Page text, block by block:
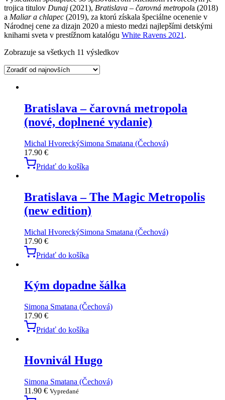
trojica titulov Dunaj (2021), Bratislava – čarovná metropola (2018)
a Maliar a chlapec (2019), za ktorú získala špeciálne ocenenie v
Národnej cene za dizajn 2020 a miesto medzi najlepšími detskými
knihami sveta v prestížnom katalógu White Ravens 2021 .
Zobrazuje sa všetkych 11 výsledkov
Bratislava – čarovná metropola
(nové, doplnené vydanie)
Michal HvoreckýSimona Smatana (Čechová)
17.90 €
Pridať do košíka
Bratislava – The Magic Metropolis
(new edition)
Michal HvoreckýSimona Smatana (Čechová)
17.90 €
Pridať do košíka
Kým dopadne šálka
Simona Smatana (Čechová)
17.90 €
Pridať do košíka
Hovnivál Hugo
Simona Smatana (Čechová)
11.90 € Vypredané